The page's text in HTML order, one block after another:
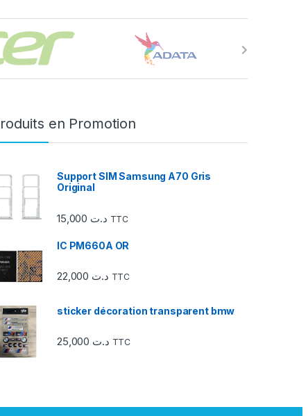
en Promotion
Support SIM Samsung A70 Gris
Original
د.ت TTC
IC PM660A OR
د.ت TTC
sticker décoration transparent bmw
د.ت TTC